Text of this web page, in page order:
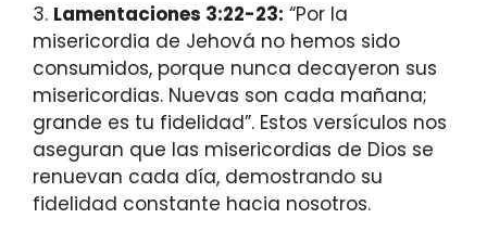
3. Lamentaciones 3:22-23: “Por la
misericordia de Jehová no hemos sido
consumidos, porque nunca decayeron sus
misericordias. Nuevas son cada mañana;
grande es tu fidelidad”. Estos versículos nos
aseguran que las misericordias de Dios se
renuevan cada día, demostrando su
fidelidad constante hacia nosotros.